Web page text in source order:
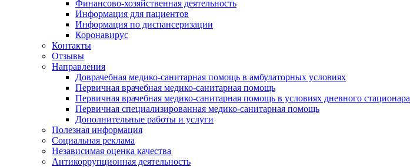
Финансово-хозяйственная деятельность
Информация для пациентов
Информация по диспансеризации
Коронавирус
Контакты
Отзывы
Направления
Доврачебная медико-санитарная помощь в амбулаторных условиях
Первичная врачебная медико-санитарная помощь
Первичная врачебная медико-санитарная помощь в условиях дневного стационара
Первичная специализированная медико-санитарная помощь
Дополнительные работы и услуги
Полезная информация
Социальная реклама
Независимая оценка качества
Антикоррупционная деятельность